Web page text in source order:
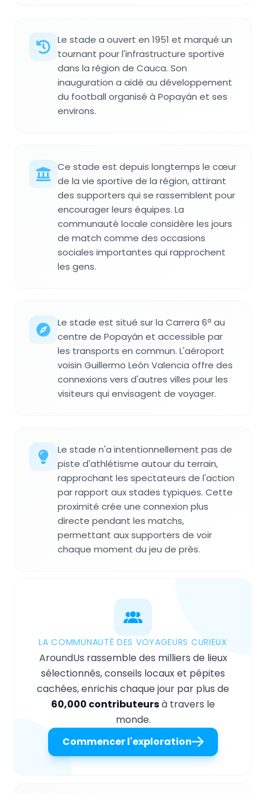
Le stade a ouvert en 1951 et marqué un
tournant pour l'infrastructure sportive
dans la région de Cauca. Son
inauguration a aidé au développement
du football organisé à Popayán et ses
environs.
Ce stade est depuis longtemps le cœur
de la vie sportive de la région, attirant
des supporters qui se rassemblent pour
encourager leurs équipes. La
communauté locale considère les jours
de match comme des occasions
sociales importantes qui rapprochent
les gens.
Le stade est situé sur la Carrera 6ª au
centre de Popayán et accessible par
les transports en commun. L'aéroport
voisin Guillermo León Valencia offre des
connexions vers d'autres villes pour les
visiteurs qui envisagent de voyager.
Le stade n'a intentionnellement pas de
piste d'athlétisme autour du terrain,
rapprochant les spectateurs de l'action
par rapport aux stades typiques. Cette
proximité crée une connexion plus
directe pendant les matchs,
permettant aux supporters de voir
chaque moment du jeu de près.
LA COMMUNAUTÉ DES VOYAGEURS CURIEUX
AroundUs rassemble des milliers de lieux
sélectionnés, conseils locaux et pépites
cachées, enrichis chaque jour par plus de
60,000 contributeursà travers le
monde.
Commencer l'exploration